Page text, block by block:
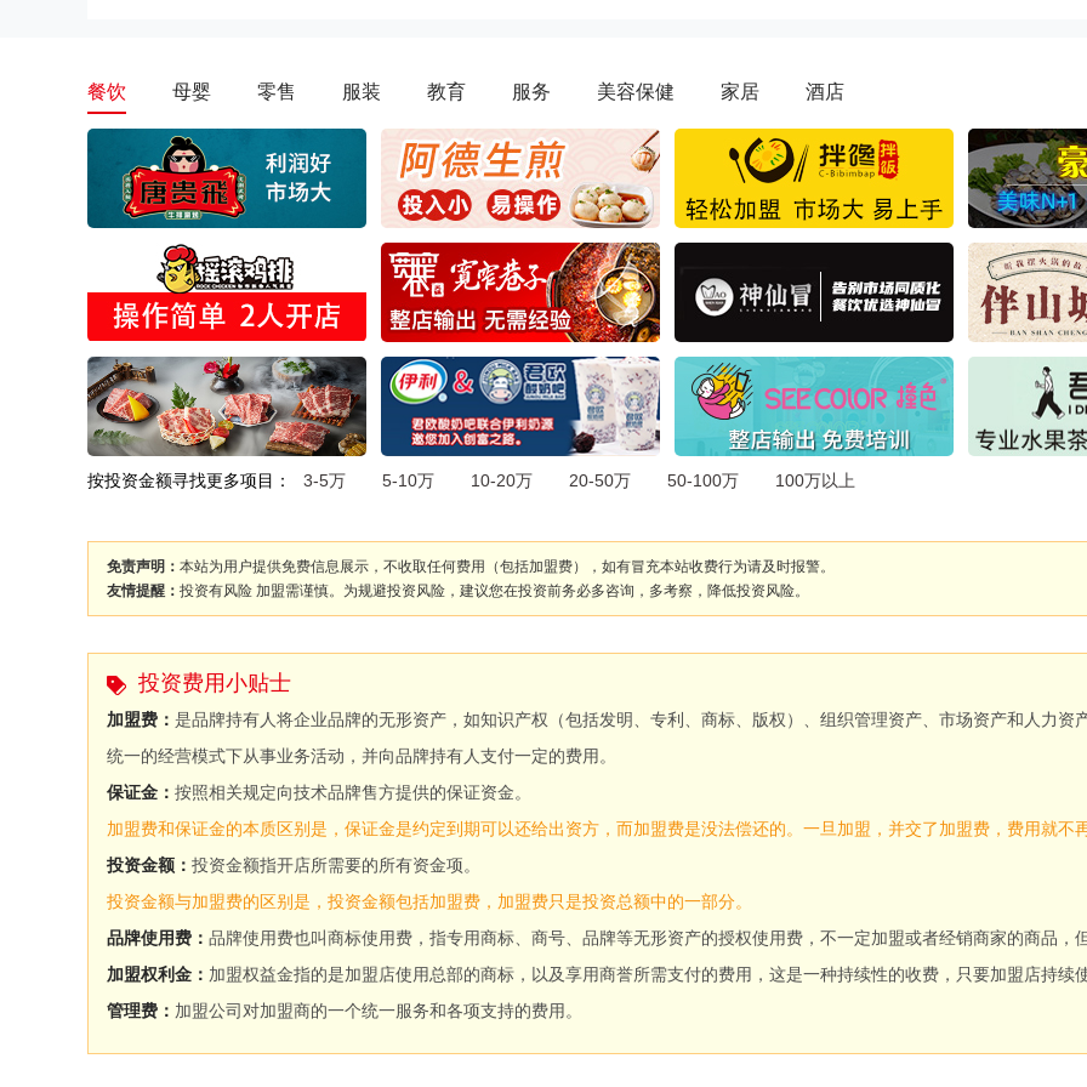
餐饮 母婴 零售 服装 教育 服务 美容保健 家居 酒店
按投资金额寻找更多项目： 3-5万 5-10万 10-20万 20-50万 50-100万 100万以上
免责声明： 本站为用户提供免费信息展示，不收取任何费用（包括加盟费），如有冒充本站收费行为请及时报警。
友情提醒： 投资有风险 加盟需谨慎。为规避投资风险，建议您在投资前务必多咨询，多考察，降低投资风险。
投资费用小贴士
加盟费： 是品牌持有人将企业品牌的无形资产，如知识产权（包括发明、专利、商标、版权）、组织管理资产、市场资产和人力
统一的经营模式下从事业务活动，并向品牌持有人支付一定的费用。
保证金： 按照相关规定向技术品牌售方提供的保证资金。
加盟费和保证金的本质区别是，保证金是约定到期可以还给出资方，而加盟费是没法偿还的。一旦加盟，并交了加盟费，费用就不
投资金额： 投资金额指开店所需要的所有资金项。
投资金额与加盟费的区别是，投资金额包括加盟费，加盟费只是投资总额中的一部分。
品牌使用费： 品牌使用费也叫商标使用费，指专用商标、商号、品牌等无形资产的授权使用费，不一定加盟或者经销商家的商品，
加盟权利金： 加盟权益金指的是加盟店使用总部的商标，以及享用商誉所需支付的费用，这是一种持续性的收费，只要加盟店持续
管理费： 加盟公司对加盟商的一个统一服务和各项支持的费用。